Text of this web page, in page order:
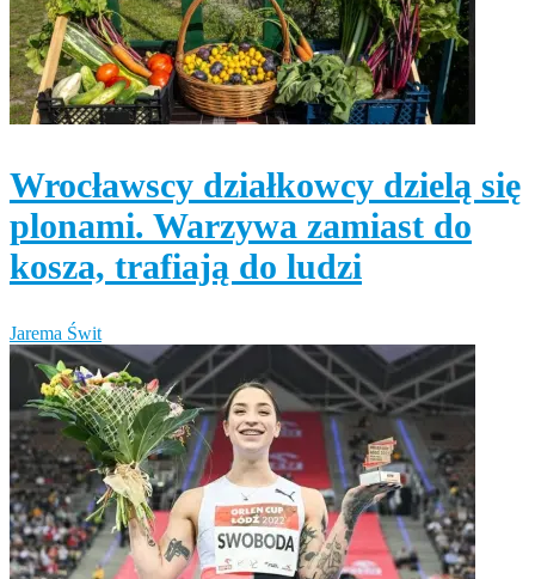
Wrocławscy działkowcy dzielą się
plonami. Warzywa zamiast do
kosza, trafiają do ludzi
Jarema Świt